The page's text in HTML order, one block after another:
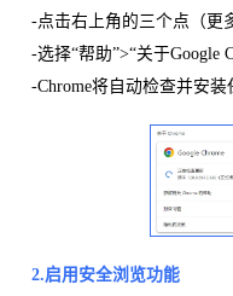
-点击右上角的三个点（更
-选择“帮助”>“关于Google
-Chrome将自动检查并安装
2.启用安全浏览功能